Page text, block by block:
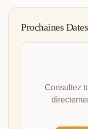
Prochaines
Consultez